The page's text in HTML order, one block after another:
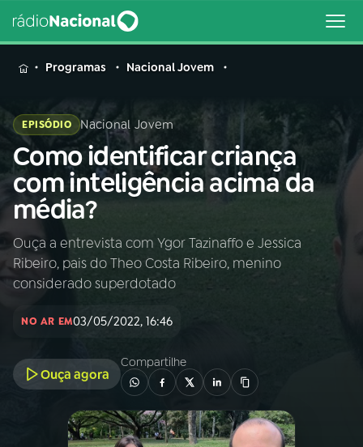
MENU
Buscar
na
Rádio
Nacional
Buscar
AO VIVO
Programas Nacional Jovem
EPISÓDIO Nacional Jovem
Como identificar criança
com inteligência acima da
média?
Ouça a entrevista com Ygor Tazinaffo e Jessica
Ribeiro, pais do Theo Costa Ribeiro, menino
considerado superdotado
NO AR EM03/05/2022, 16:46
Ouça agora
Compartilhe